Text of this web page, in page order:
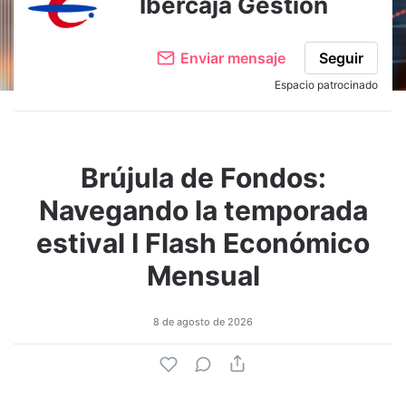
Enviar mensaje Seguir
Espacio patrocinado
Brújula de Fondos:
Navegando la temporada
estival I Flash Económico
Mensual
8 de agosto de 2026